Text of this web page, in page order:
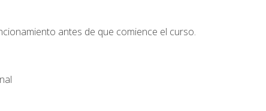
antes de que comience el curso.